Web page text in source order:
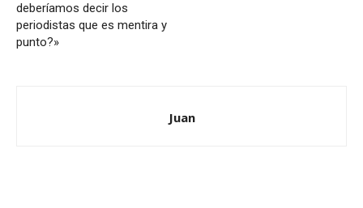
deberíamos decir los
periodistas que es mentira y
punto?»
Juan